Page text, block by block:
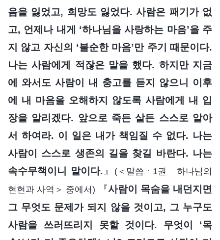
음을 잃었고, 희망도 잃었다. 사람은 패기가 없
고, 언제나 내게 ‘하나님을 사랑하는 마음’을 주
지 않고 자신의 ‘불순한 마음’만 주기 때문이다.
나는 사람에게 적잖은 말을 했다. 하지만 지금
에 와서도 사람이 내 충고를 듣지 않으니 이후
에 내 마음을 오해하지 않도록 사람에게 내 입
장을 알리겠다. 앞으로 죽든 살든 스스로 알아
서 하여라. 이 일은 내가 책임질 수 없다. 나는
사람이 스스로 생존의 길을 찾길 바란다. 나는
속수무책이니 말이다. 』
(＜말씀ㆍ1권 하나님의
현현과 사역＞ 중에서) 『사람이 목숨을 내던지면
그 무엇도 문제가 되지 않을 것이고, 그 누구도
사람을 쓰러뜨리지 못할 것이다. 무엇이 ‘목